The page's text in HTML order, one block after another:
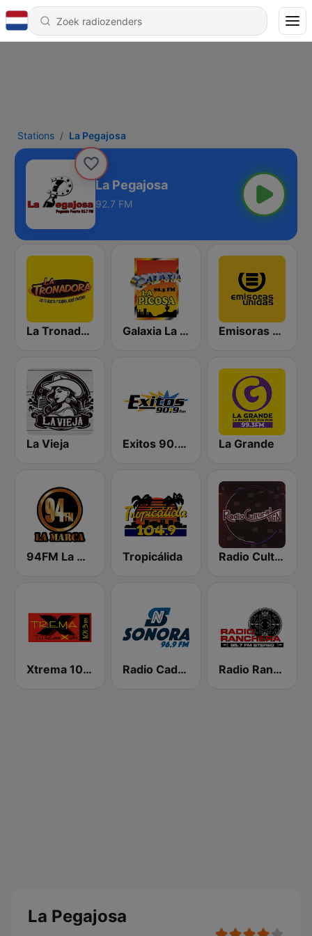
Stations La Pegajosa
La Pegajosa
92.7 FM
La Tronadora Galaxia La Picosa Emisoras Unidas
La Vieja Exitos 90.9 FM La Grande
94FM La Marca Tropicálida Radio Cultural TGN
Xtrema 101.3 FM Radio Cadena Sonora Radio Ranchera
La Pegajosa